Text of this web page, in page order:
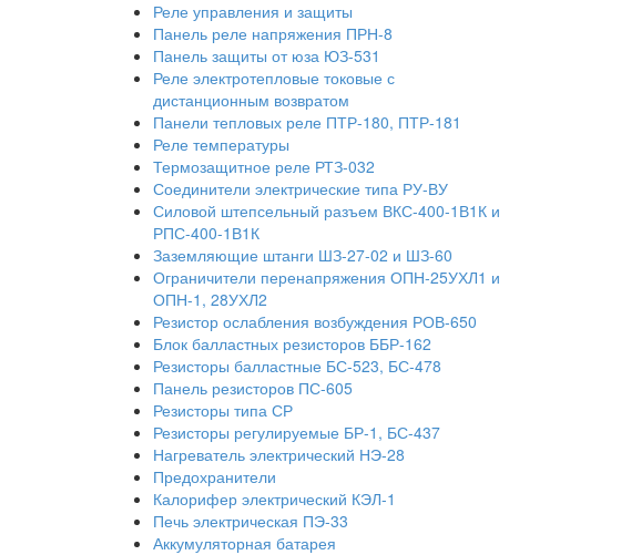
Реле управления и защиты
Панель реле напряжения ПРН-8
Панель защиты от юза ЮЗ-531
Реле электротепловые токовые с
дистанционным возвратом
Панели тепловых реле ПТР-180, ПТР-181
Реле температуры
Термозащитное реле РТЗ-032
Соединители электрические типа РУ-ВУ
Силовой штепсельный разъем ВКС-400-1В1К и
РПС-400-1В1К
Заземляющие штанги ШЗ-27-02 и ШЗ-60
Ограничители перенапряжения ОПН-25УХЛ1 и
ОПН-1, 28УХЛ2
Резистор ослабления возбуждения РОВ-650
Блок балластных резисторов ББР-162
Резисторы балластные БС-523, БС-478
Панель резисторов ПС-605
Резисторы типа СР
Резисторы регулируемые БР-1, БС-437
Нагреватель электрический НЭ-28
Предохранители
Калорифер электрический КЭЛ-1
Печь электрическая ПЭ-33
Аккумуляторная батарея